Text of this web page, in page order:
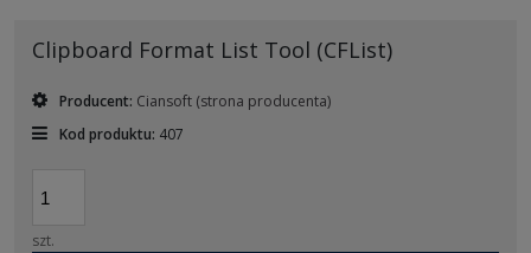
Clipboard Format List Tool (CFList)
Producent: Ciansoft (strona producenta)
Kod produktu: 407
szt.